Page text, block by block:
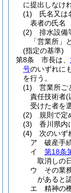
に提出しなけ
(1)
氏名又は
表者の氏名
(2)
排水設備
「営業所」
(指定の基準)
第8条
市長は、
号のいずれに
を行う。
(1)
営業所ご
責任技術者(
受けた者を
(2)
規則で定
(3)
香川県内
(4)
次のいず
ア
破産手
イ
第18条
取消しの
ウ
その業
があると
エ
精神の